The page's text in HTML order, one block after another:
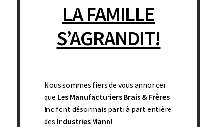
LA FAMILLE
S’AGRANDIT!
Nous sommes fiers de vous annoncer
que Les Manufacturiers Brais & Frères
Inc font désormais parti à part entière
des Industries Mann!